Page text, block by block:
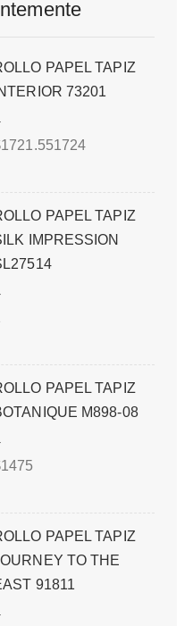
PAPEL TAPIZ
73201
1721.551724
PAPEL TAPIZ
IMPRESSION
PAPEL TAPIZ
M898-08
1475
PAPEL TAPIZ
TO THE
91811